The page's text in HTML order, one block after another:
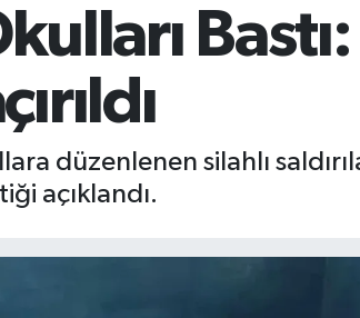
düzenlenen silahlı
açıklandı.